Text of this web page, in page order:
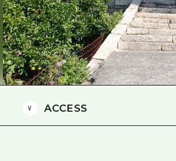
ยามากุจิตะวั
จังหวัดเอฮิเมะ
ชิมาเนะ
ACCESS